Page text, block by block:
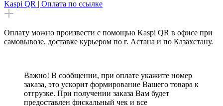
Kaspi QR | Оплата по ссылке
Оплату можно произвести с помощью Kaspi QR в офисе при
самовывозе, доставке курьером по г. Астана и по Казахстану.
Важно! В сообщении, при оплате укажите номер
заказа, это ускорит формирование Вашего товара к
отгрузке. При получении заказа Вам будет
предоставлен фискальный чек и все